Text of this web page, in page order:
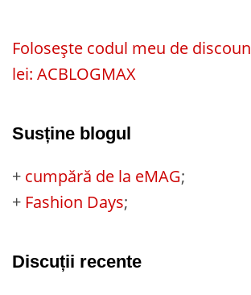
Folosește codul meu de
lei: ACBLOGMAX
Susține blogul
+ cumpără de la eMAG;
+ Fashion Days;
Discuții recente